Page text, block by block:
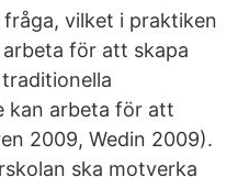
vilket i praktiken
för att skapa
kan arbeta för att
2009, Wedin 2009).
ska motverka